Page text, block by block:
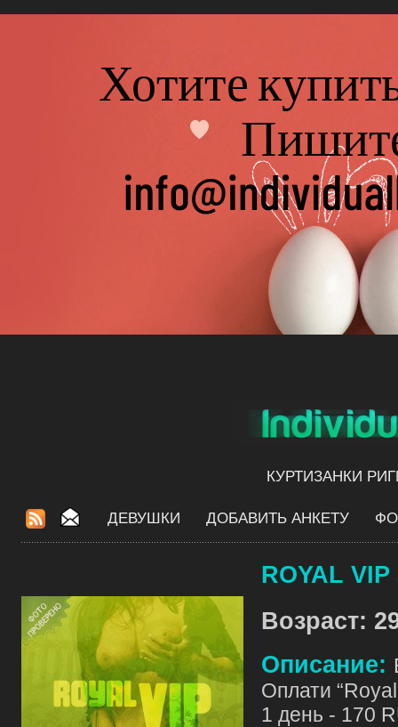
КУРТИЗАНКИ
ДЕВУШКИ ДОБАВИТЬ АНКЕТУ
ROYAL
Возраст:
Описание:
Оплати
1 день - 170